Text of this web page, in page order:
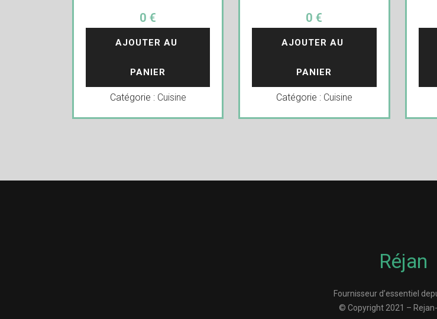
0 €
AJOUTER AU
PANIER
Catégorie : Cuisine
0 €
AJOUTER AU
PANIER
Catégorie : Cuisine
Réjan
Fournisseur d’essentiel
© Copyright 2021 –